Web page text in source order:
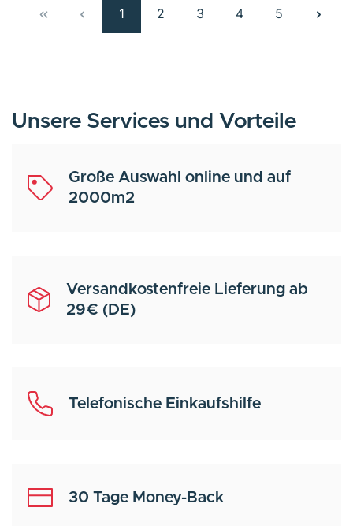
1 2 3 4 5
Unsere Services und Vorteile
Große Auswahl online und auf
2000m2
Versandkostenfreie Lieferung ab
29€ (DE)
Telefonische Einkaufshilfe
30 Tage Money-Back